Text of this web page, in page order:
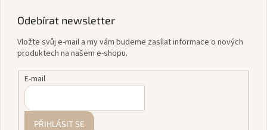
Odebírat newsletter
Vložte svůj e-mail a my vám budeme zasílat informace o nových
produktech na našem e-shopu.
E-mail
PŘIHLÁSIT SE